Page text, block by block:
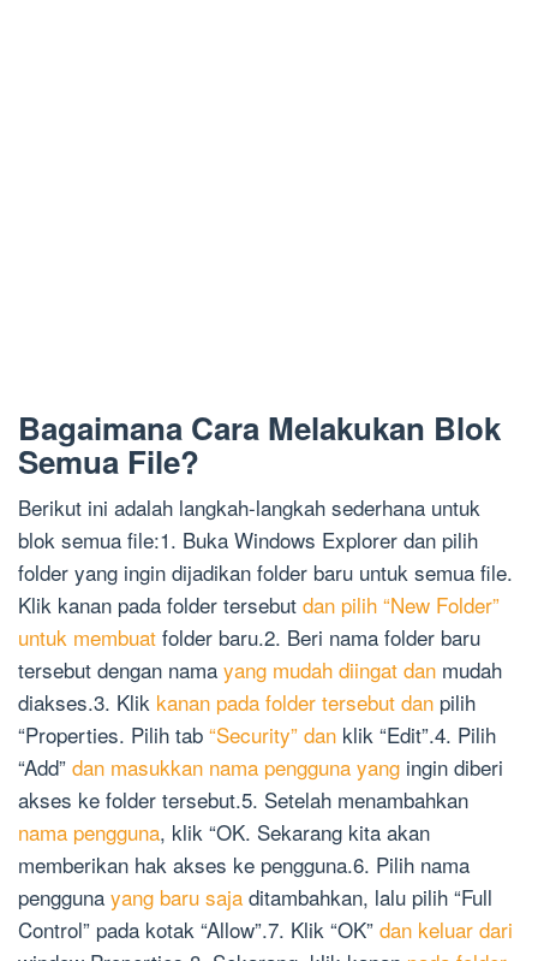
Bagaimana Cara Melakukan Blok
Semua File?
Berikut ini adalah langkah-langkah sederhana untuk
blok semua file:1. Buka Windows Explorer dan pilih
folder yang ingin dijadikan folder baru untuk semua file.
Klik kanan pada folder tersebut dan pilih “New Folder”
untuk membuat folder baru.2. Beri nama folder baru
tersebut dengan nama yang mudah diingat dan mudah
diakses.3. Klik kanan pada folder tersebut dan pilih
“Properties. Pilih tab “Security” dan klik “Edit”.4. Pilih
“Add” dan masukkan nama pengguna yang ingin diberi
akses ke folder tersebut.5. Setelah menambahkan
nama pengguna, klik “OK. Sekarang kita akan
memberikan hak akses ke pengguna.6. Pilih nama
pengguna yang baru saja ditambahkan, lalu pilih “Full
Control” pada kotak “Allow”.7. Klik “OK” dan keluar dari